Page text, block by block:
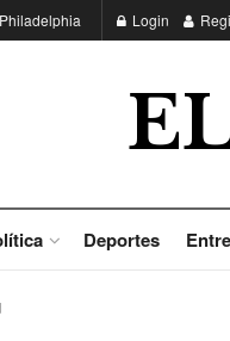
Philadelphia Login
Deportes